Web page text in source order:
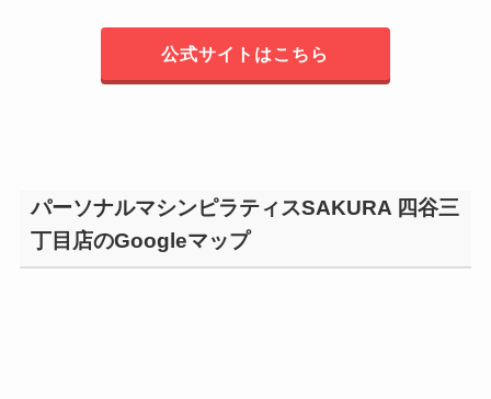
公式サイトはこちら
パーソナルマシンピラティスSAKURA 四谷三
丁目店のGoogleマップ